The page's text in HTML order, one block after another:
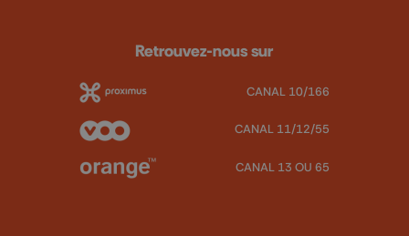
Retrouvez-nous sur
CANAL 10/166
CANAL 11/12/55
CANAL 13 OU 65